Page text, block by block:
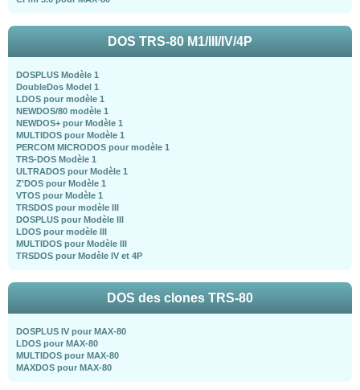
DOS TRS-80 M1/III/IV/4P
DOSPLUS Modèle 1
DoubleDos Model 1
LDOS pour modèle 1
NEWDOS/80 modèle 1
NEWDOS+ pour Modèle 1
MULTIDOS pour Modèle 1
PERCOM MICRODOS pour modèle 1
TRS-DOS Modèle 1
ULTRADOS pour Modèle 1
Z'DOS pour Modèle 1
VTOS pour Modèle 1
TRSDOS pour modèle III
DOSPLUS pour Modèle III
LDOS pour modèle III
MULTIDOS pour Modèle III
TRSDOS pour Modèle IV et 4P
DOS des clones TRS-80
DOSPLUS IV pour MAX-80
LDOS pour MAX-80
MULTIDOS pour MAX-80
MAXDOS pour MAX-80